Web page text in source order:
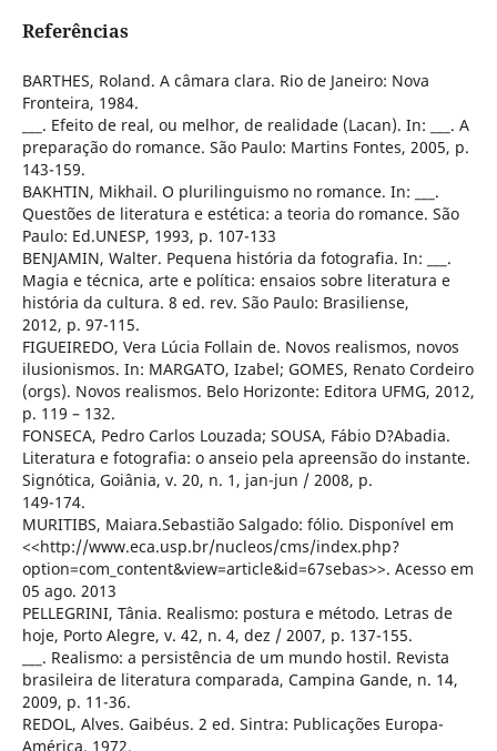
Referências
BARTHES, Roland. A câmara clara. Rio de Janeiro: Nova
Fronteira, 1984.
___. Efeito de real, ou melhor, de realidade (Lacan). In: ___. A
preparação do romance. São Paulo: Martins Fontes, 2005, p.
143-159.
BAKHTIN, Mikhail. O plurilinguismo no romance. In: ___.
Questões de literatura e estética: a teoria do romance. São
Paulo: Ed.UNESP, 1993, p. 107-133
BENJAMIN, Walter. Pequena história da fotografia. In: ___.
Magia e técnica, arte e política: ensaios sobre literatura e
história da cultura. 8 ed. rev. São Paulo: Brasiliense,
2012, p. 97-115.
FIGUEIREDO, Vera Lúcia Follain de. Novos realismos, novos
ilusionismos. In: MARGATO, Izabel; GOMES, Renato Cordeiro
(orgs). Novos realismos. Belo Horizonte: Editora UFMG, 2012,
p. 119 – 132.
FONSECA, Pedro Carlos Louzada; SOUSA, Fábio D?Abadia.
Literatura e fotografia: o anseio pela apreensão do instante.
Signótica, Goiânia, v. 20, n. 1, jan-jun / 2008, p.
149-174.
MURITIBS, Maiara.Sebastião Salgado: fólio. Disponível em
<<http://www.eca.usp.br/nucleos/cms/index.php?
option=com_content&view=article&id=67sebas>>. Acesso em
05 ago. 2013
PELLEGRINI, Tânia. Realismo: postura e método. Letras de
hoje, Porto Alegre, v. 42, n. 4, dez / 2007, p. 137-155.
___. Realismo: a persistência de um mundo hostil. Revista
brasileira de literatura comparada, Campina Gande, n. 14,
2009, p. 11-36.
REDOL, Alves. Gaibéus. 2 ed. Sintra: Publicações Europa-
América, 1972.